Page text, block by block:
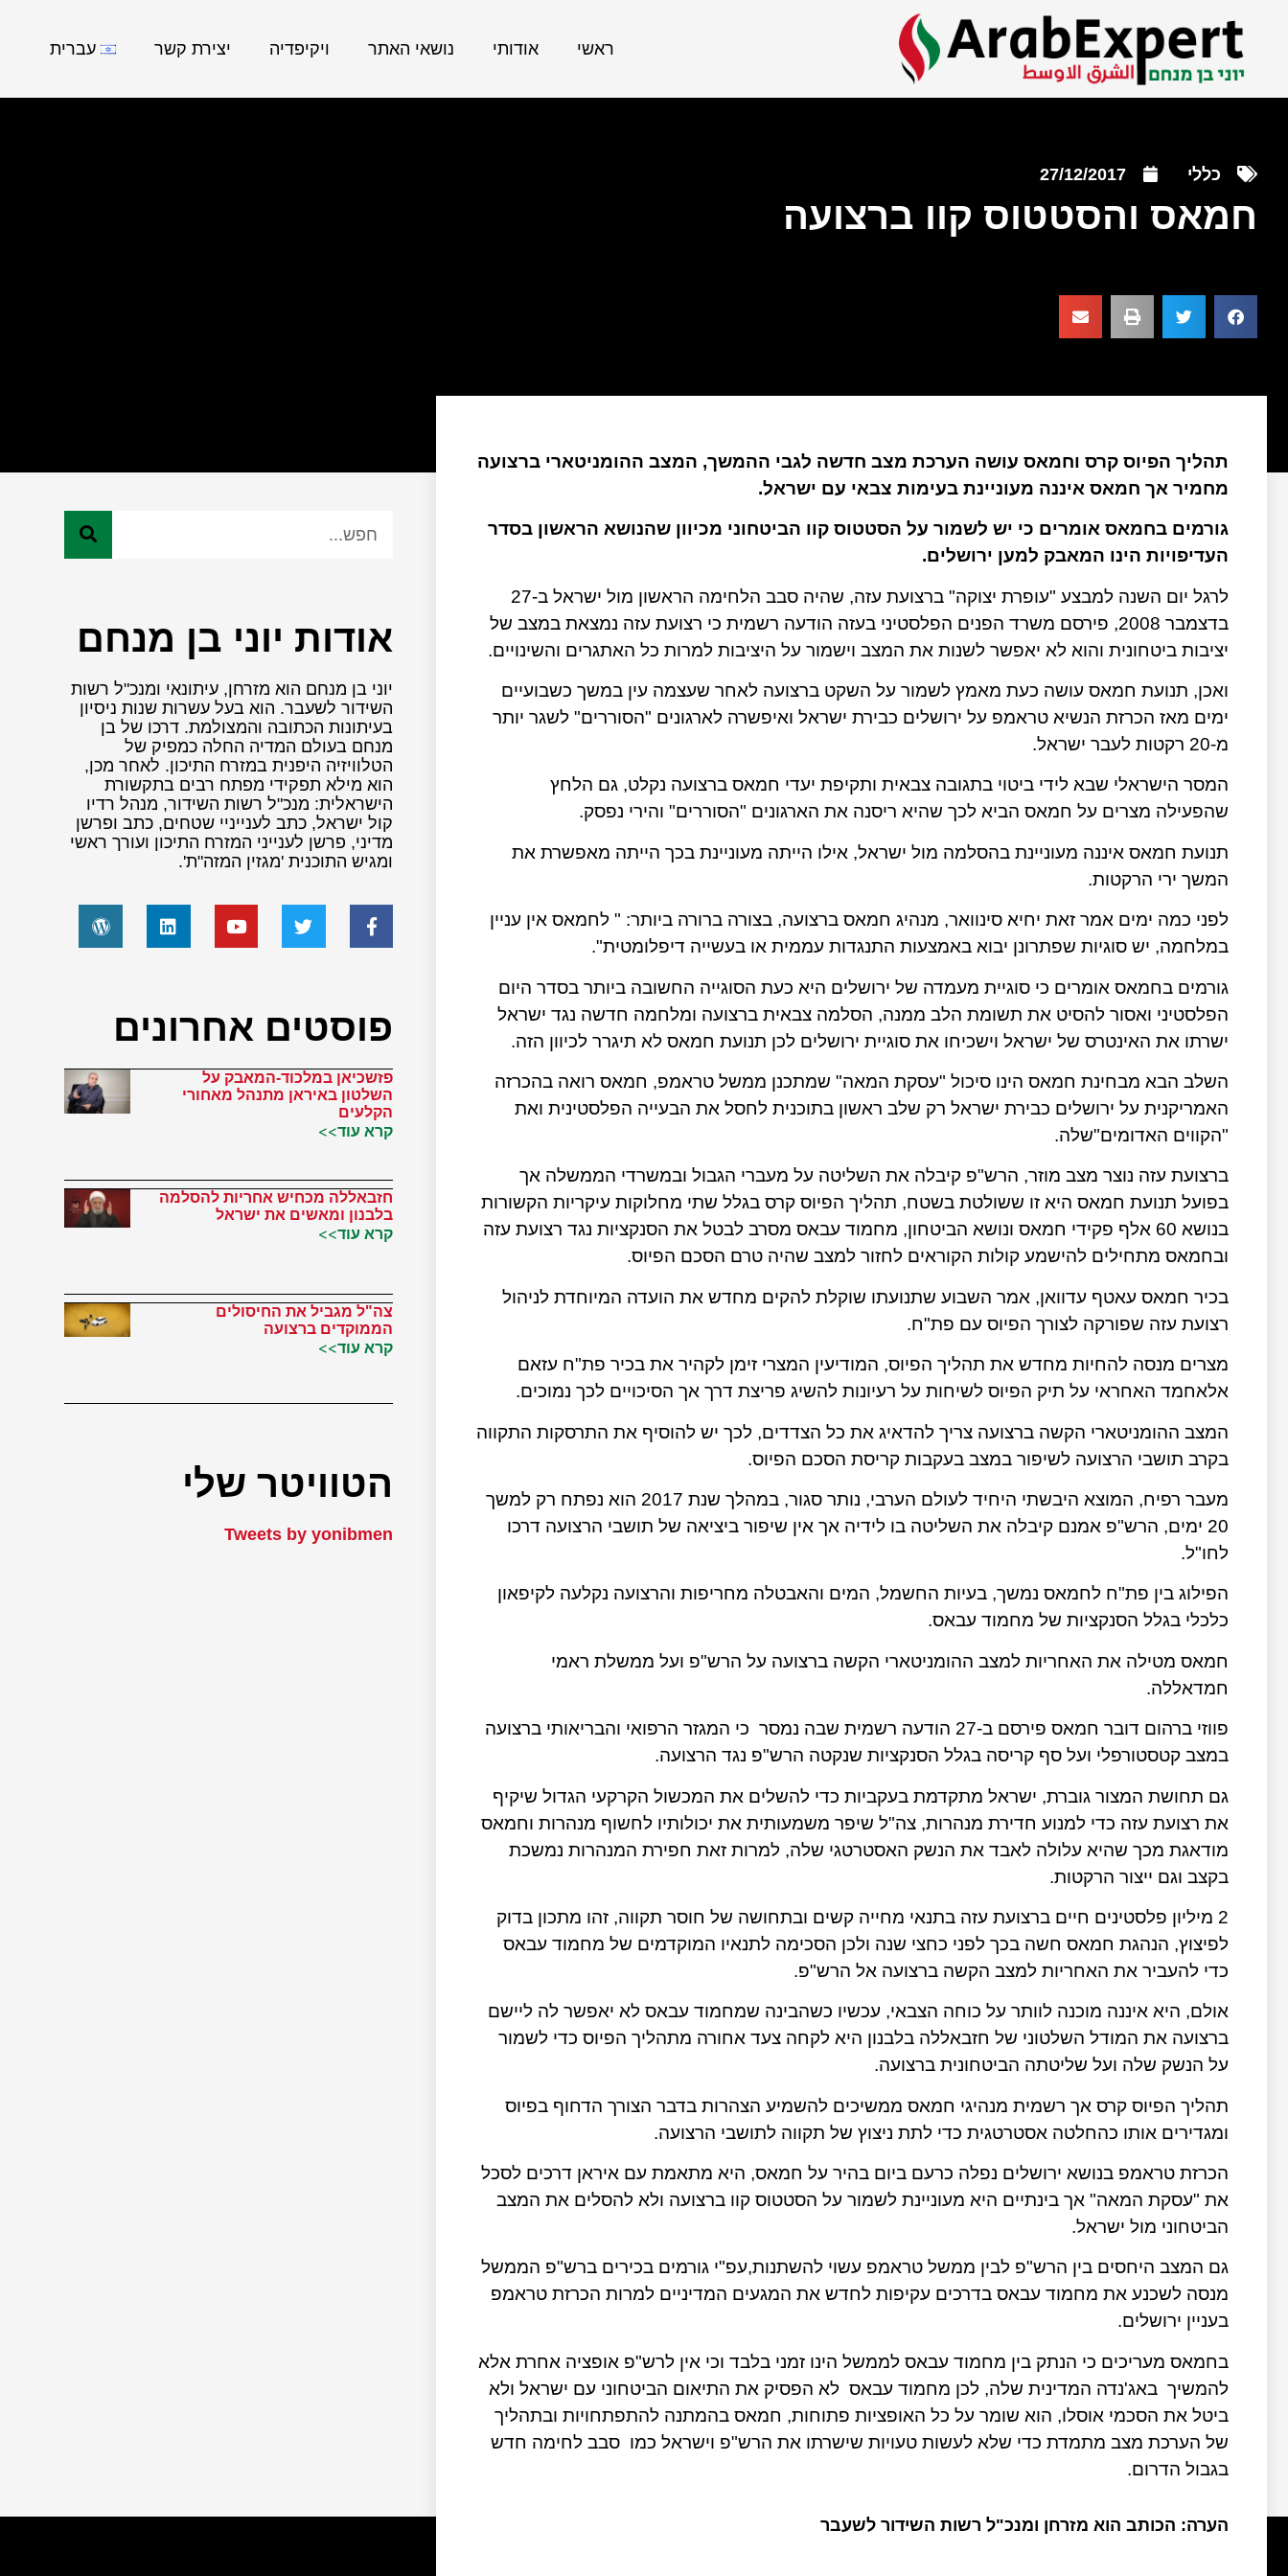
ראשי אודותי נושאי האתר ויקיפדיה יצירת קשר עברית
כללי 27/12/2017
חמאס והסטטוס קוו ברצועה
תהליך הפיוס קרס וחמאס עושה הערכת מצב חדשה לגבי ההמשך, המצב ההומניטארי ברצועה
מחמיר אך חמאס איננה מעוניינת בעימות צבאי עם ישראל.
גורמים בחמאס אומרים כי יש לשמור על הסטטוס קוו הביטחוני מכיוון שהנושא הראשון בסדר
העדיפויות הינו המאבק למען ירושלים.
לרגל יום השנה למבצע "עופרת יצוקה" ברצועת עזה, שהיה סבב הלחימה הראשון מול ישראל ב-27
בדצמבר 2008, פירסם משרד הפנים הפלסטיני בעזה הודעה רשמית כי רצועת עזה נמצאת במצב של
יציבות ביטחונית והוא לא יאפשר לשנות את המצב וישמור על היציבות למרות כל האתגרים והשינויים.
ואכן, תנועת חמאס עושה כעת מאמץ לשמור על השקט ברצועה לאחר שעצמה עין במשך כשבועיים
ימים מאז הכרזת הנשיא טראמפ על ירושלים כבירת ישראל ואיפשרה לארגונים "הסוררים" לשגר יותר
מ-20 רקטות לעבר ישראל.
המסר הישראלי שבא לידי ביטוי בתגובה צבאית ותקיפת יעדי חמאס ברצועה נקלט, גם הלחץ
שהפעילה מצרים על חמאס הביא לכך שהיא ריסנה את הארגונים "הסוררים" והירי נפסק.
תנועת חמאס איננה מעוניינת בהסלמה מול ישראל, אילו הייתה מעוניינת בכך הייתה מאפשרת את
המשך ירי הרקטות.
לפני כמה ימים אמר זאת יחיא סינוואר, מנהיג חמאס ברצועה, בצורה ברורה ביותר: " לחמאס אין עניין
במלחמה, יש סוגיות שפתרונן יבוא באמצעות התנגדות עממית או בעשייה דיפלומטית".
גורמים בחמאס אומרים כי סוגיית מעמדה של ירושלים היא כעת הסוגייה החשובה ביותר בסדר היום
הפלסטיני ואסור להסיט את תשומת הלב ממנה, הסלמה צבאית ברצועה ומלחמה חדשה נגד ישראל
ישרתו את האינטרס של ישראל וישכיחו את סוגיית ירושלים לכן תנועת חמאס לא תיגרר לכיוון הזה.
השלב הבא מבחינת חמאס הינו סיכול "עסקת המאה" שמתכנן ממשל טראמפ, חמאס רואה בהכרזה
האמריקנית על ירושלים כבירת ישראל רק שלב ראשון בתוכנית לחסל את הבעייה הפלסטינית ואת
"הקווים האדומים"שלה.
ברצועת עזה נוצר מצב מוזר, הרש"פ קיבלה את השליטה על מעברי הגבול ובמשרדי הממשלה אך
בפועל תנועת חמאס היא זו ששולטת בשטח, תהליך הפיוס קרס בגלל שתי מחלוקות עיקריות הקשורות
בנושא 60 אלף פקידי חמאס ונושא הביטחון, מחמוד עבאס מסרב לבטל את הסנקציות נגד רצועת עזה
ובחמאס מתחילים להישמע קולות הקוראים לחזור למצב שהיה טרם הסכם הפיוס.
בכיר חמאס עאטף עדוואן, אמר השבוע שתנועתו שוקלת להקים מחדש את הועדה המיוחדת לניהול
רצועת עזה שפורקה לצורך הפיוס עם פת"ח.
מצרים מנסה להחיות מחדש את תהליך הפיוס, המודיעין המצרי זימן לקהיר את בכיר פת"ח עזאם
אלאחמד האחראי על תיק הפיוס לשיחות על רעיונות להשיג פריצת דרך אך הסיכויים לכך נמוכים.
המצב ההומניטארי הקשה ברצועה צריך להדאיג את כל הצדדים, לכך יש להוסיף את התרסקות התקווה
בקרב תושבי הרצועה לשיפור במצב בעקבות קריסת הסכם הפיוס.
מעבר רפיח, המוצא היבשתי היחיד לעולם הערבי, נותר סגור, במהלך שנת 2017 הוא נפתח רק למשך
20 ימים, הרש"פ אמנם קיבלה את השליטה בו לידיה אך אין שיפור ביציאה של תושבי הרצועה דרכו
לחו"ל.
הפילוג בין פת"ח לחמאס נמשך, בעיות החשמל, המים והאבטלה מחריפות והרצועה נקלעה לקיפאון
כלכלי בגלל הסנקציות של מחמוד עבאס.
חמאס מטילה את האחריות למצב ההומניטארי הקשה ברצועה על הרש"פ ועל ממשלת ראמי
חמדאללה.
פווזי ברהום דובר חמאס פירסם ב-27 הודעה רשמית שבה נמסר
כי המגזר הרפואי והבריאותי ברצועה
במצב קטסטורפלי ועל סף קריסה בגלל הסנקציות שנקטה הרש"פ נגד הרצועה.
גם תחושת המצור גוברת, ישראל מתקדמת בעקביות כדי להשלים את המכשול הקרקעי הגדול שיקיף
את רצועת עזה כדי למנוע חדירת מנהרות, צה"ל שיפר משמעותית את יכולותיו לחשוף מנהרות וחמאס
מודאגת מכך שהיא עלולה לאבד את הנשק האסטרטגי שלה, למרות זאת חפירת המנהרות נמשכת
בקצב וגם ייצור הרקטות.
2 מיליון פלסטינים חיים ברצועת עזה בתנאי מחייה קשים ובתחושה של חוסר תקווה, זהו מתכון בדוק
לפיצוץ, הנהגת חמאס חשה בכך לפני כחצי שנה ולכן הסכימה לתנאיו המוקדמים של מחמוד עבאס
כדי להעביר את האחריות למצב הקשה ברצועה אל הרש"פ.
אולם, היא איננה מוכנה לוותר על כוחה הצבאי, עכשיו כשהבינה שמחמוד עבאס לא יאפשר לה ליישם
ברצועה את המודל השלטוני של חזבאללה בלבנון היא לקחה צעד אחורה מתהליך הפיוס כדי לשמור
על הנשק שלה ועל שליטתה הביטחונית ברצועה.
תהליך הפיוס קרס אך רשמית מנהיגי חמאס ממשיכים להשמיע הצהרות בדבר הצורך הדחוף בפיוס
ומגדירים אותו כהחלטה אסטרטגית כדי לתת ניצוץ של תקווה לתושבי הרצועה.
הכרזת טראמפ בנושא ירושלים נפלה כרעם ביום בהיר על חמאס, היא מתאמת עם איראן דרכים לסכל
את "עסקת המאה" אך בינתיים היא מעוניינת לשמור על הסטטוס קוו ברצועה ולא להסלים את המצב
הביטחוני מול ישראל.
גם המצב היחסים בין הרש"פ לבין ממשל טראמפ עשוי להשתנות,עפ"י גורמים בכירים ברש"פ הממשל
מנסה לשכנע את מחמוד עבאס בדרכים עקיפות לחדש את המגעים המדיניים למרות הכרזת טראמפ
בעניין ירושלים.
בחמאס מעריכים כי הנתק בין מחמוד עבאס לממשל הינו זמני בלבד וכי אין לרש"פ אופציה אחרת אלא
להמשיך באג'נדה המדינית שלה, לכן מחמוד עבאס לא הפסיק את התיאום הביטחוני עם ישראל ולא
ביטל את הסכמי אוסלו, הוא שומר על כל האופציות פתוחות, חמאס בהמתנה להתפתחויות ובתהליך
של הערכת מצב מתמדת כדי שלא לעשות טעויות שישרתו את הרש"פ וישראל כמו סבב לחימה חדש
בגבול הדרום.
הערה: הכותב הוא מזרחן ומנכ"ל רשות השידור לשעבר
אודות יוני בן מנחם
יוני בן מנחם הוא מזרחן, עיתונאי ומנכ"ל רשות
השידור לשעבר. הוא בעל עשרות שנות ניסיון
בעיתונות הכתובה והמצולמת. דרכו של בן
מנחם בעולם המדיה החלה כמפיק של
הטלוויזיה היפנית במזרח התיכון. לאחר מכן,
הוא מילא תפקידי מפתח רבים בתקשורת
הישראלית: מנכ"ל רשות השידור, מנהל רדיו
קול ישראל, כתב לענייניי שטחים, כתב ופרשן
מדיני, פרשן לענייני המזרח התיכון ועורך ראשי
ומגיש התוכנית 'מגזין המזה"ת'.
פוסטים אחרונים
פזשכיאן במלכוד-המאבק על
השלטון באיראן מתנהל מאחורי
הקלעים
קרא עוד>>
חזבאללה מכחיש אחריות להסלמה
בלבנון ומאשים את ישראל
קרא עוד>>
צה"ל מגביל את החיסולים
הממוקדים ברצועה
קרא עוד>>
הטוויטר שלי
Tweets by yonibmen